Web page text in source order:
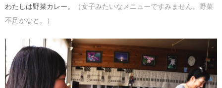
わたしは野菜カレー。
（女子みたいなメニューですみません。野菜
不足かなと。）